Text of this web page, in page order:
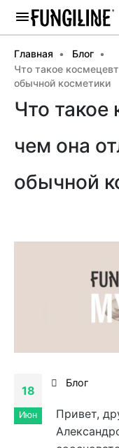
Главная
Блог
Что такое
обычной косметики
Что такое
чем она
обычной
18
Июн
Блог
Привет,